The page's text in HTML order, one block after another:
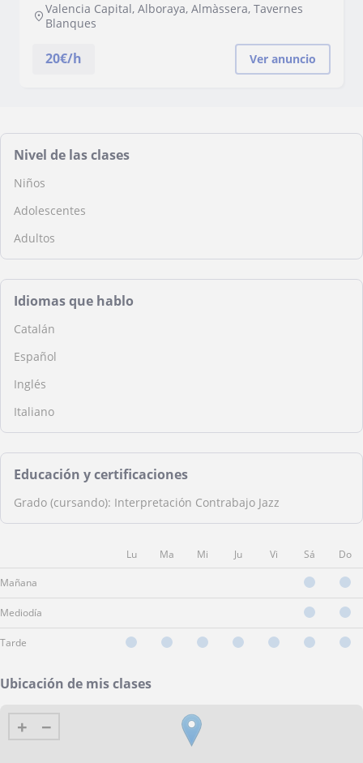
Valencia Capital, Alboraya, Almàssera, Tavernes
Blanques
20€/h Ver anuncio
Nivel de las clases
Niños
Adolescentes
Adultos
Idiomas que hablo
Catalán
Español
Inglés
Italiano
Educación y certificaciones
Grado (cursando): Interpretación Contrabajo Jazz
Lu Ma Mi Ju Vi Sá Do
Mañana
Mediodía
Tarde
Ubicación de mis clases
+ −